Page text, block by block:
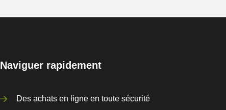
Naviguer rapidement
Des achats en ligne en toute sécurité